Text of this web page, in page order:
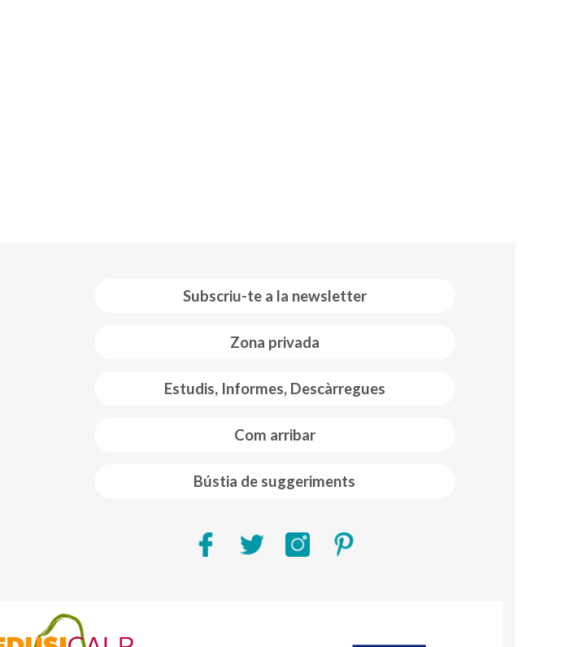
Subscriu-te a la newsletter
Zona privada
Estudis, Informes, Descàrregues
Com arribar
Bústia de suggeriments